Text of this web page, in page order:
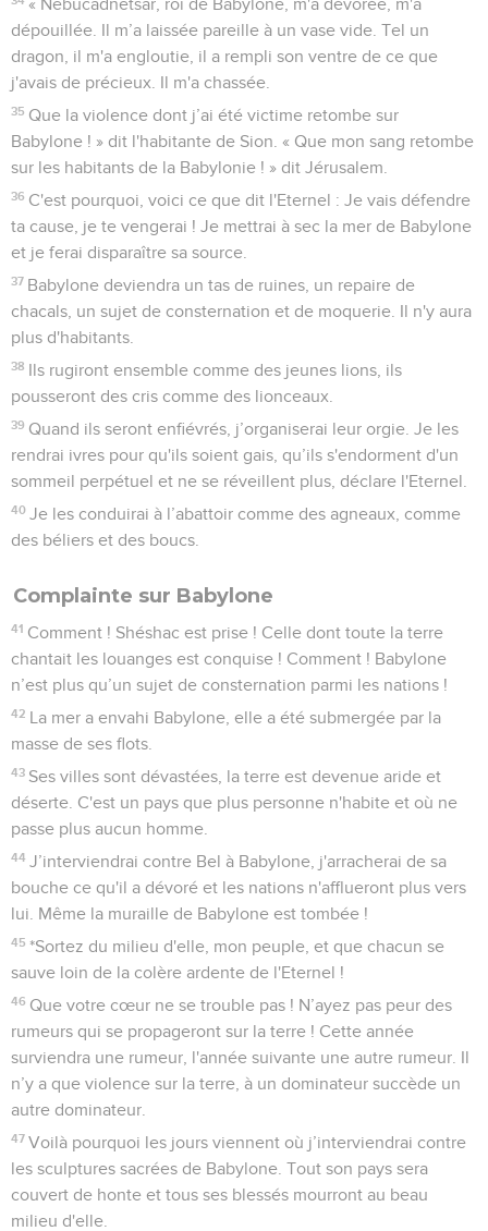
« Nebucadnetsar, roi de Babylone, m'a dévorée, m'a
dépouillée. Il m’a laissée pareille à un vase vide. Tel un
dragon, il m'a engloutie, il a rempli son ventre de ce que
j'avais de précieux. Il m'a chassée.
35 Que la violence dont j’ai été victime retombe sur
Babylone ! » dit l'habitante de Sion. « Que mon sang retombe
sur les habitants de la Babylonie ! » dit Jérusalem.
36 C'est pourquoi, voici ce que dit l'Eternel : Je vais défendre
ta cause, je te vengerai ! Je mettrai à sec la mer de Babylone
et je ferai disparaître sa source.
37 Babylone deviendra un tas de ruines, un repaire de
chacals, un sujet de consternation et de moquerie. Il n'y aura
plus d'habitants.
38 Ils rugiront ensemble comme des jeunes lions, ils
pousseront des cris comme des lionceaux.
39 Quand ils seront enfiévrés, j’organiserai leur orgie. Je les
rendrai ivres pour qu'ils soient gais, qu’ils s'endorment d'un
sommeil perpétuel et ne se réveillent plus, déclare l'Eternel.
40 Je les conduirai à l’abattoir comme des agneaux, comme
des béliers et des boucs.
Complainte sur Babylone
41 Comment ! Shéshac est prise ! Celle dont toute la terre
chantait les louanges est conquise ! Comment ! Babylone
n’est plus qu’un sujet de consternation parmi les nations !
42 La mer a envahi Babylone, elle a été submergée par la
masse de ses flots.
43 Ses villes sont dévastées, la terre est devenue aride et
déserte. C'est un pays que plus personne n'habite et où ne
passe plus aucun homme.
44 J’interviendrai contre Bel à Babylone, j'arracherai de sa
bouche ce qu'il a dévoré et les nations n'afflueront plus vers
lui. Même la muraille de Babylone est tombée !
45 *Sortez du milieu d'elle, mon peuple, et que chacun se
sauve loin de la colère ardente de l'Eternel !
46 Que votre cœur ne se trouble pas ! N’ayez pas peur des
rumeurs qui se propageront sur la terre ! Cette année
surviendra une rumeur, l'année suivante une autre rumeur. Il
n’y a que violence sur la terre, à un dominateur succède un
autre dominateur.
47 Voilà pourquoi les jours viennent où j’interviendrai contre
les sculptures sacrées de Babylone. Tout son pays sera
couvert de honte et tous ses blessés mourront au beau
milieu d'elle.